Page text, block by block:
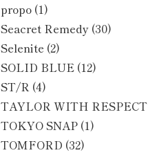
propo (1)
Seacret Remedy (30)
Selenite (2)
SOLID BLUE (12)
ST/R (4)
TAYLOR WITH RESPECT
TOKYO SNAP (1)
TOMFORD (32)